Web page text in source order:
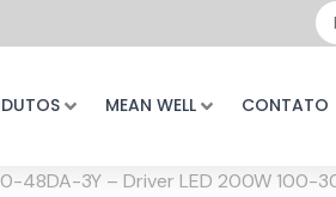
...
MEAN WELL CONTATO
48DA-3Y – Driver LED 200W 100-